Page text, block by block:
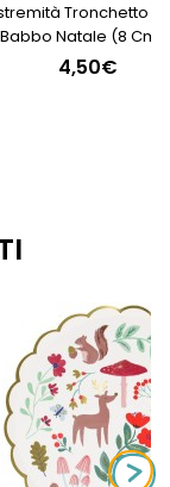
Tronchetto
Babbo Natale (8 Cm)
Cioccolato
4,50€